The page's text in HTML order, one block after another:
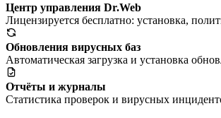
Центр управления Dr.Web
Лицензируется бесплатно: установка,
Обновления вирусных баз
Автоматическая загрузка и установка
Отчёты и журналы
Статистика проверок и вирусных